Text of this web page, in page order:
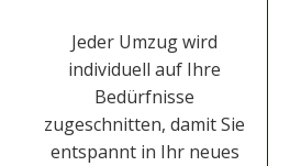
Jeder Umzug wird
individuell auf Ihre
Bedürfnisse
zugeschnitten, damit Sie
entspannt in Ihr neues